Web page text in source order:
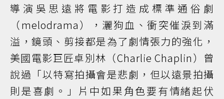
導演吳思遠將電影打造成標準通俗劇
（melodrama），灑狗血、衝突催淚到滿
溢，鏡頭、剪接都是為了劇情張力的強化，
美國電影巨匠卓別林（Charlie Chaplin）曾
說過「以特寫拍攝會是悲劇，但以遠景拍攝
則是喜劇。」片中如果角色要有情緒起伏